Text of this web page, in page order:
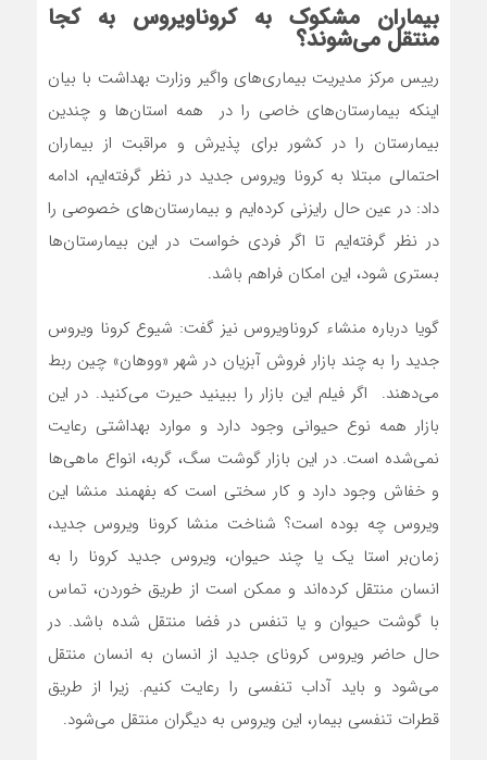
بیماران مشکوک به کروناویروس به کجا
منتقل می‌شوند؟
رییس مرکز مدیریت بیماری‌های واگیر وزارت بهداشت با بیان
اینکه بیمارستان‌های خاصی را در همه استان‌ها و چندین
بیمارستان را در کشور برای پذیرش و مراقبت از بیماران
احتمالی مبتلا به کرونا ویروس جدید در نظر گرفته‌ایم، ادامه
داد: در عین حال رایزنی کرده‌ایم و بیمارستان‌های خصوصی را
در نظر گرفته‌ایم تا اگر فردی خواست در این بیمارستان‌ها
بستری شود، این امکان فراهم باشد.
گویا درباره منشاء کروناویروس نیز گفت: شیوع کرونا ویروس
جدید را به چند بازار فروش آبزیان در شهر «ووهان» چین ربط
می‌دهند. اگر فیلم این بازار را ببینید حیرت می‌کنید. در این
بازار همه نوع حیوانی وجود دارد و موارد بهداشتی رعایت
نمی‌شده است. در این بازار گوشت سگ، گربه، انواع ماهی‌ها
و خفاش وجود دارد و کار سختی است که بفهمند منشا این
ویروس چه بوده است؟ شناخت منشا کرونا ویروس جدید،
زمان‌بر استا یک یا چند حیوان، ویروس جدید کرونا را به
انسان منتقل کرده‌اند و ممکن است از طریق خوردن، تماس
با گوشت حیوان و یا تنفس در فضا منتقل شده باشد. در
حال حاضر ویروس کرونای جدید از انسان به انسان منتقل
می‌شود و باید آداب تنفسی را رعایت کنیم. زیرا از طریق
قطرات تنفسی بیمار، این ویروس به دیگران منتقل می‌شود.